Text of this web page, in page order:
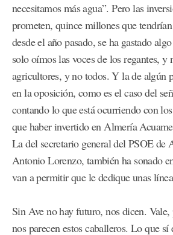
necesitamos más agua”. Pero las
prometen, quince millones que
desde el año pasado, se ha gastado
solo oímos las voces de los regantes, y
agricultores, y no todos. Y la de algún
en la oposición, como es el caso del
contando lo que está ocurriendo con
que haber invertido en Almería
La del secretario general del PSOE de
Antonio Lorenzo, también ha sonado
van a permitir que le dedique unas
Sin Ave no hay futuro, nos dicen. Vale,
nos parecen estos caballeros. Lo que sí